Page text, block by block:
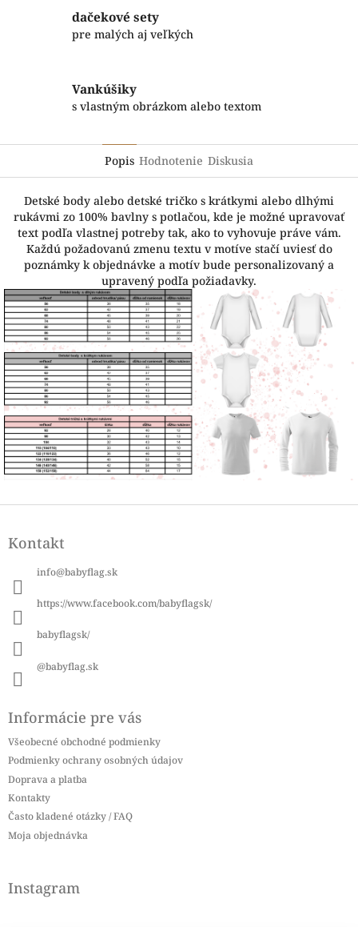
dačekové sety
pre malých aj veľkých
Vankúšiky
s vlastným obrázkom alebo textom
Popis Hodnotenie Diskusia
Detské body alebo detské tričko s krátkymi alebo dlhými
rukávmi zo 100% bavlny s potlačou, kde je možné upravovať
text podľa vlastnej potreby tak, ako to vyhovuje práve vám.
Každú požadovanú zmenu textu v motíve stačí uviesť do
poznámky k objednávke a motív bude personalizovaný a
upravený podľa požiadavky.
Z
pKontakt
info@babyflag.sk
https://www.facebook.com/babyflagsk/
babyflagsk/
@babyflag.sk
Informácie pre vás
Všeobecné obchodné podmienky
Podmienky ochrany osobných údajov
Doprava a platba
Kontakty
Často kladené otázky / FAQ
Moja objednávka
Instagram